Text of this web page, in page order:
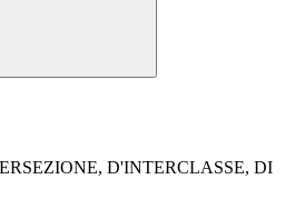
D'INTERCLASSE, DI